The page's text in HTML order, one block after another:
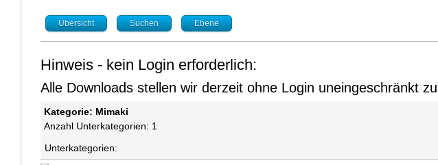
Übersicht Suchen Ebene
Hinweis - kein Login erforderlich:
Alle Downloads stellen wir derzeit ohne Login uneingeschränkt
Kategorie: Mimaki
Anzahl Unterkategorien: 1
Unterkategorien: